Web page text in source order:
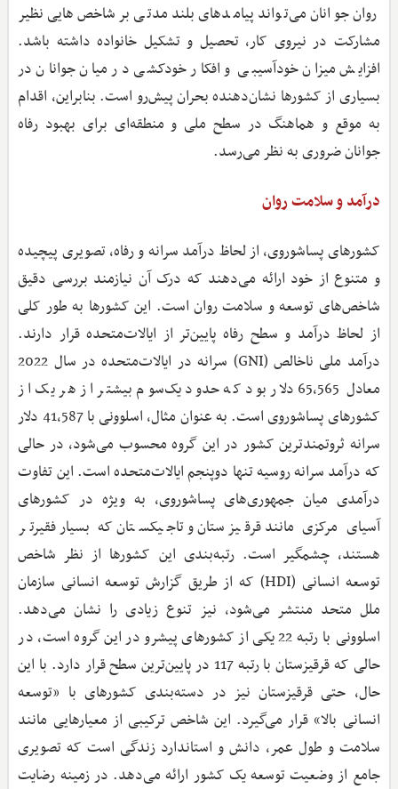
روان جوانان می‌تواند پیامدهای بلندمدتی بر شاخص‌هایی نظیر
مشارکت در نیروی کار، تحصیل و تشکیل خانواده داشته باشد.
افزایش میزان خودآسیبی و افکار خودکشی در میان جوانان در
بسیاری از کشورها نشان‌دهنده بحران پیش‌رو است. بنابراین، اقدام
به‌ موقع و هماهنگ در سطح ملی و منطقه‌ای برای بهبود رفاه
جوانان ضروری به نظر می‌رسد.
درآمد و سلامت روان
کشورهای پساشوروی، از لحاظ درآمد سرانه و رفاه، تصویری پیچیده
و متنوع از خود ارائه می‌دهند که درک آن نیازمند بررسی دقیق
شاخص‌های توسعه و سلامت روان است. این کشورها به‌ طور کلی
از لحاظ درآمد و سطح رفاه پایین‌تر از ایالات‌متحده قرار دارند.
درآمد ملی ناخالص (GNI) سرانه در ایالات‌متحده در سال 2022
معادل 65,565 دلار بود که حدود یک‌سوم بیشتر از هر یک از
کشورهای پساشوروی است. به ‌عنوان مثال، اسلوونی با 41,587 دلار
سرانه ثروتمندترین کشور در این گروه محسوب می‌شود، در حالی
که درآمد سرانه روسیه تنها دوپنجم ایالات‌متحده است. این تفاوت
درآمدی میان جمهوری‌های پساشوروی، به ‌ویژه در کشورهای
آسیای مرکزی مانند قرقیزستان و تاجیکستان که بسیار فقیرتر
هستند، چشمگیر است. رتبه‌بندی این کشورها از نظر شاخص
توسعه انسانی (HDI) که از طریق گزارش توسعه انسانی سازمان
ملل متحد منتشر می‌شود، نیز تنوع زیادی را نشان می‌دهد.
اسلوونی با رتبه 22 یکی از کشورهای پیشرو در این گروه است، در
حالی که قرقیزستان با رتبه 117 در پایین‌ترین سطح قرار دارد. با این
حال، حتی قرقیزستان نیز در دسته‌بندی کشورهای با «توسعه
انسانی بالا» قرار می‌گیرد. این شاخص ترکیبی از معیارهایی مانند
سلامت و طول عمر، دانش و استاندارد زندگی است که تصویری
جامع از وضعیت توسعه یک کشور ارائه می‌دهد. در زمینه رضایت